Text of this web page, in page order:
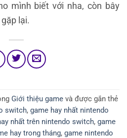
mình biết với nha, còn bây
lại.
Giới thiệu gamevà được gắn thẻ
switch, game hay nhất nintendo
nhất trên nintendo switch, game
hay trong tháng, game nintendo